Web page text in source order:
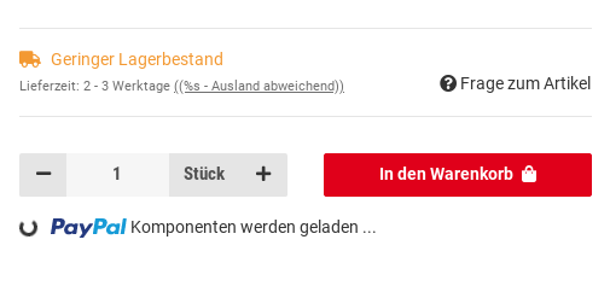
Geringer Lagerbestand
Lieferzeit: 2 - 3 Werktage ((%s - Ausland abweichend)) Frage zum Artikel
Stück In den Warenkorb
Loading... Komponenten werden geladen ...